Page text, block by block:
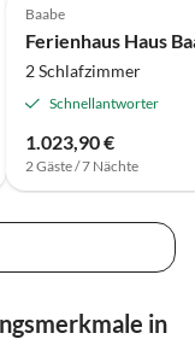
Baabe
2 Schlafzimmer
Schnellantworter
1.023,90 €
2 Gäste / 7 Nächte
in